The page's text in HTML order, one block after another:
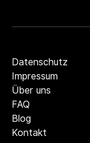
Zum Inhalt springen
Datenschutz
Impressum
Über uns
FAQ
Blog
Kontakt